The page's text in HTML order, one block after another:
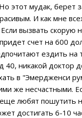
этот мудак, берет
И как мне
вызвать
счет на 600
ездить на
40, никакой
в "Эмердженси
же несчастными.
любят пошутить
достигать 6-10